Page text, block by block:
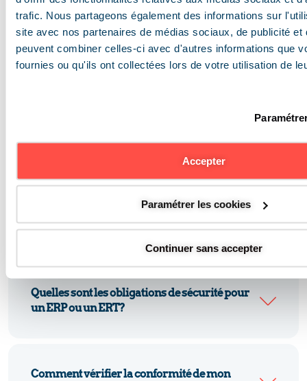
trafic. Nous partageons également des informations sur
site avec nos partenaires de médias sociaux, de publicité et
peuvent combiner celles-ci avec d'autres informations que
fournies ou qu'ils ont collectées lors de votre utilisation de
Accepter
Paramétrer les cookies
Continuer sans accepter
complet poursécuriser vos
bâtiments,anticiper vos
contrôlesetgarantir la conformité de
vos sites tout au long de l’année.
Vos questions, nos réponses
Tout savoir sur la sécurité
des bâtiments recevant du
public / des travailleurs
Quelles sont les obligations de sécurité pour
un ERP ou un ERT?
Comment vérifier la conformité de mon